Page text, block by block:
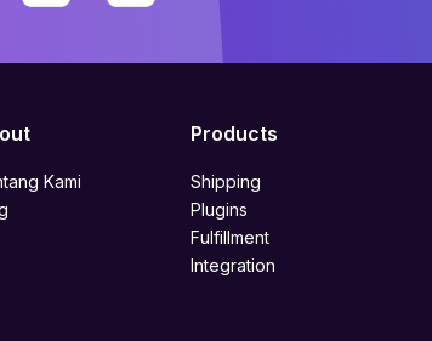
Kami
Products
Shipping
Plugins
Fulfillment
Integration